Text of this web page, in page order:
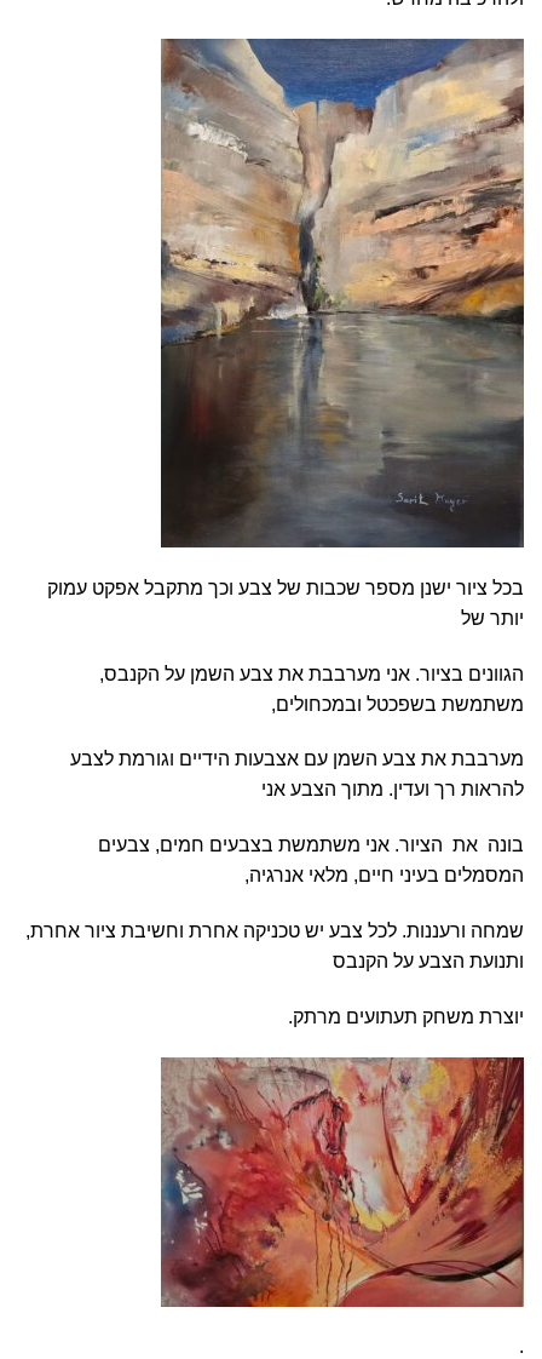
בכל ציור ישנן מספר שכבות של צבע וכך מתקבל אפקט עמוק
יותר של
הגוונים בציור. אני מערבבת את צבע השמן על הקנבס,
משתמשת בשפכטל ובמכחולים,
מערבבת את צבע השמן עם אצבעות הידיים וגורמת לצבע
להראות רך ועדין. מתוך הצבע אני
בונה את הציור. אני משתמשת בצבעים חמים, צבעים
המסמלים בעיני חיים, מלאי אנרגיה,
שמחה ורעננות. לכל צבע יש טכניקה אחרת וחשיבת ציור אחרת,
ותנועת הצבע על הקנבס
יוצרת משחק תעתועים מרתק.
.